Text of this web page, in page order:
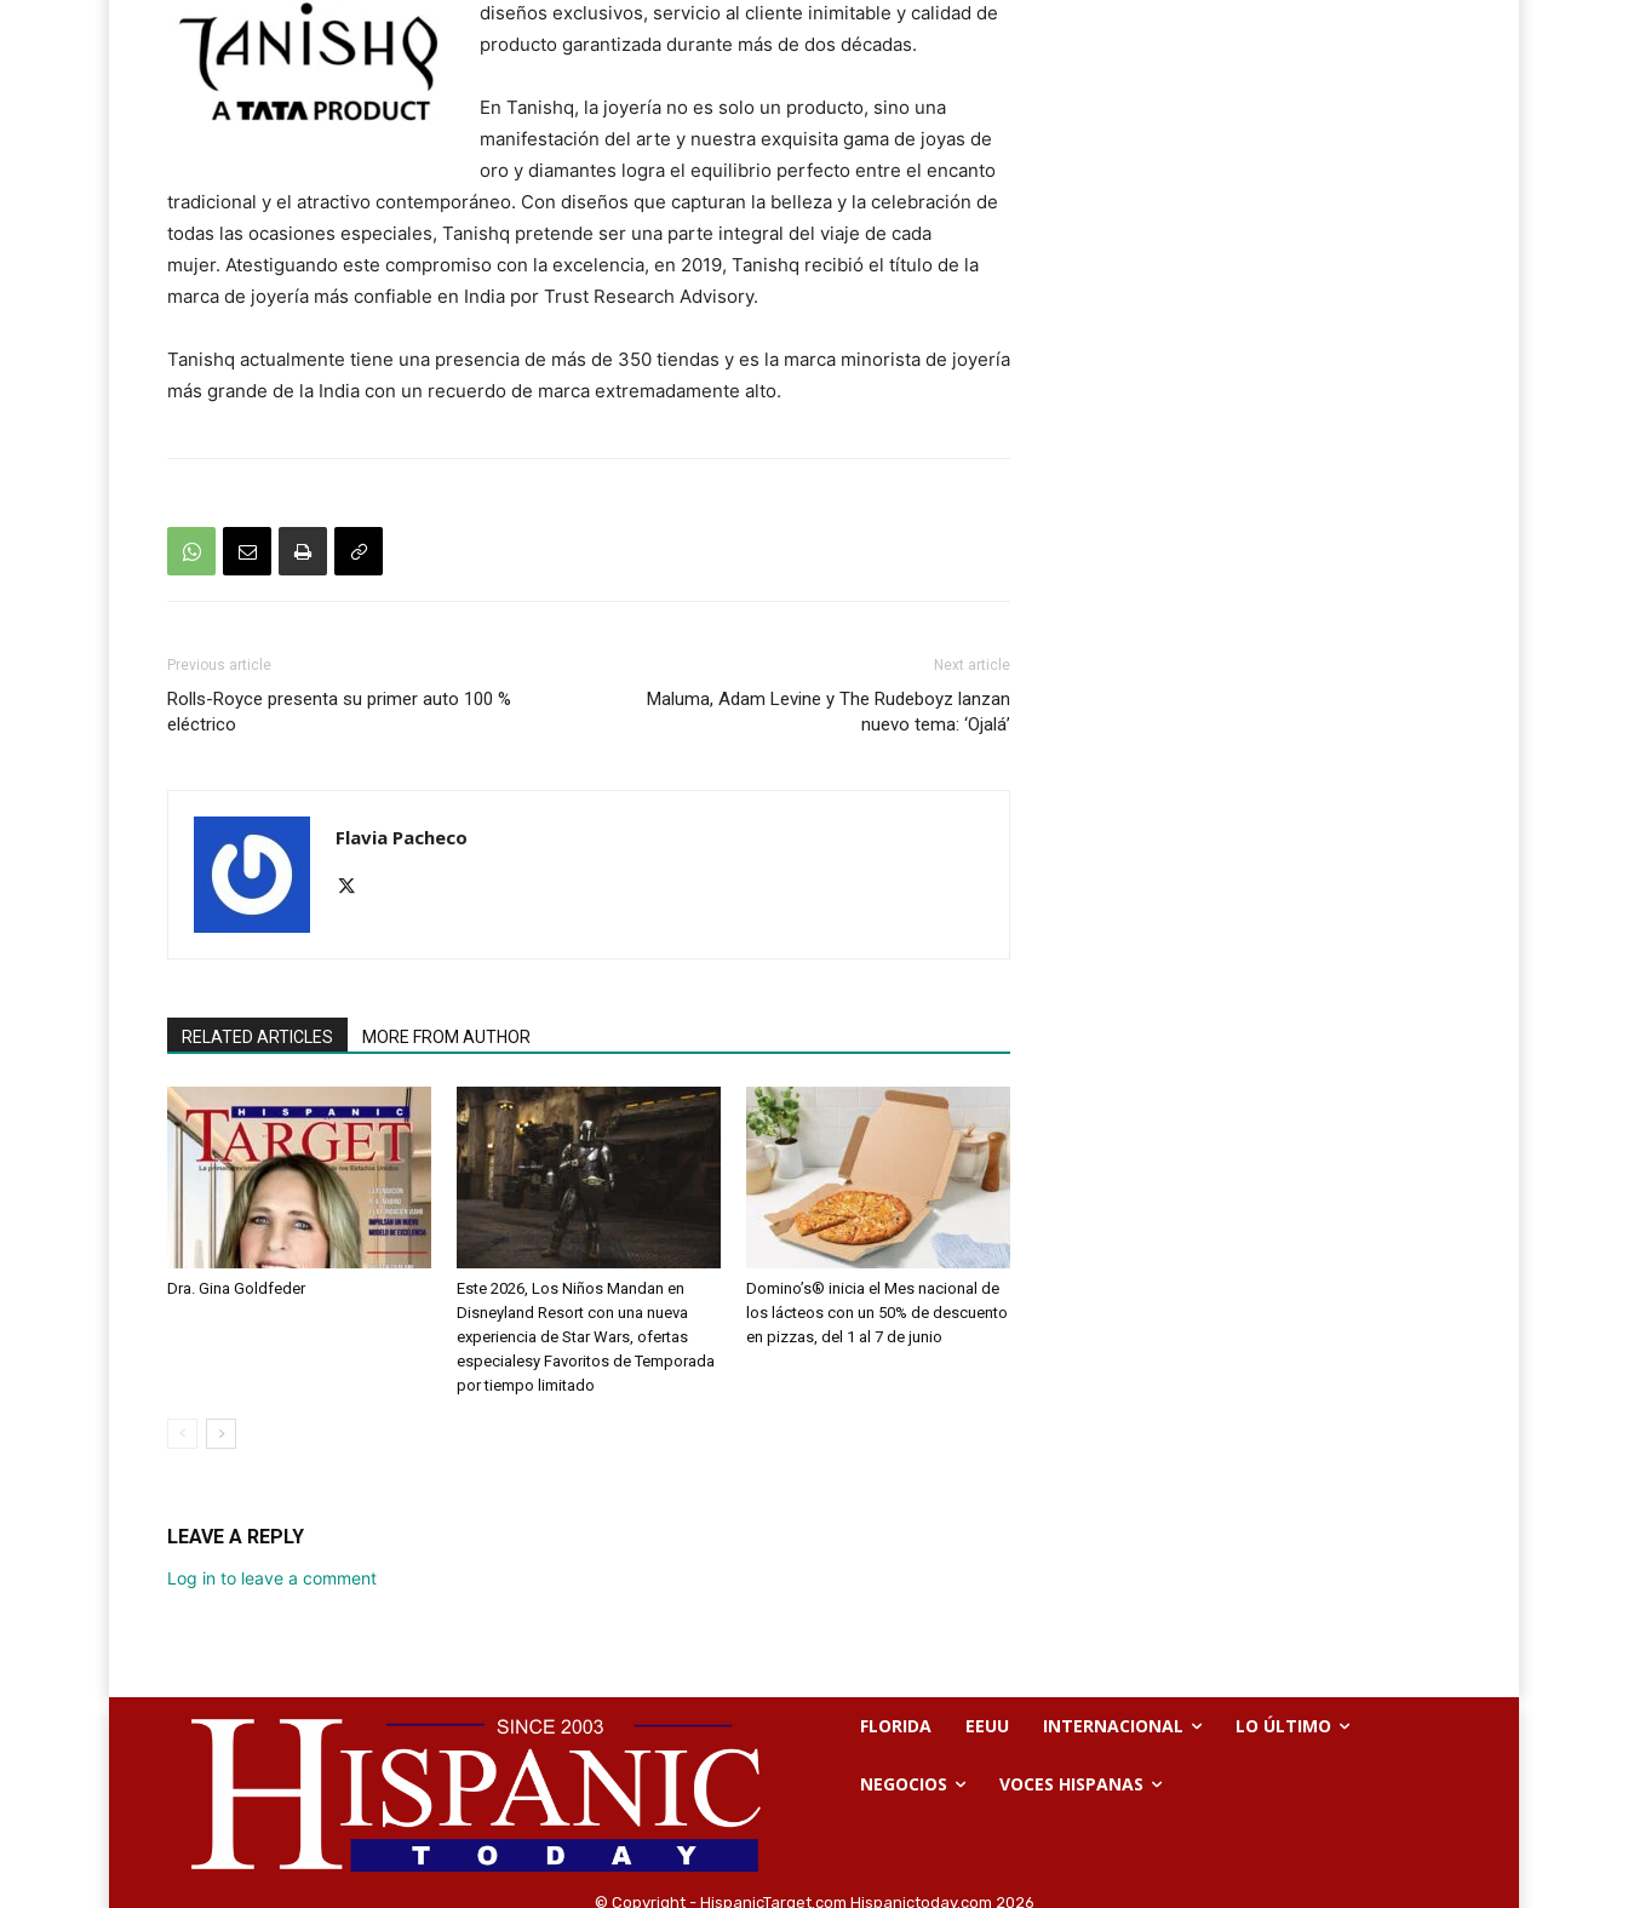
diseños exclusivos, servicio al cliente inimitable y calidad de
producto garantizada durante más de dos décadas.
En Tanishq, la joyería no es solo un producto, sino una
manifestación del arte y nuestra exquisita gama de joyas de
oro y diamantes logra el equilibrio perfecto entre el encanto
tradicional y el atractivo contemporáneo. Con diseños que capturan la belleza y la celebración de
todas las ocasiones especiales, Tanishq pretende ser una parte integral del viaje de cada
mujer. Atestiguando este compromiso con la excelencia, en 2019, Tanishq recibió el título de la
marca de joyería más confiable en India por Trust Research Advisory.
Tanishq actualmente tiene una presencia de más de 350 tiendas y es la marca minorista de joyería
más grande de la India con un recuerdo de marca extremadamente alto.
Previous article
Rolls-Royce presenta su primer auto 100 %
eléctrico
Next article
Maluma, Adam Levine y The Rudeboyz lanzan
nuevo tema: ‘Ojalá’
Flavia Pacheco
RELATED ARTICLES MORE FROM AUTHOR
Dra. Gina Goldfeder
Este 2026, Los Niños Mandan en
Disneyland Resort con una nueva
experiencia de Star Wars, ofertas
especialesy Favoritos de Temporada
por tiempo limitado
Domino’s® inicia el Mes nacional de
los lácteos con un 50% de descuento
en pizzas, del 1 al 7 de junio
LEAVE A REPLY
Log in to leave a comment
FLORIDA EEUU INTERNACIONAL LO ÚLTIMO
NEGOCIOS VOCES HISPANAS
© Copyright - HispanicTarget.com Hispanictoday.com 2026